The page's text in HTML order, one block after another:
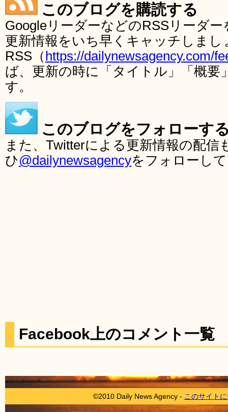
このブログを購読する
GoogleリーダーなどのRSSリーダ
更新情報をいち早くキャッチしま
RSS（ https://dailynewsagency.com/
ば、更新の時に「タイトル」「概要
す。
このブログをフォローす
また、Twitterによる更新情報の配
ひ@dailynewsagencyをフォローし
Facebook上のコメント一覧
©2010 Daily News Agency - このサイト